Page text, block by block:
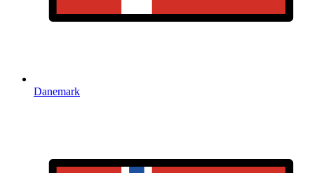
Danemark